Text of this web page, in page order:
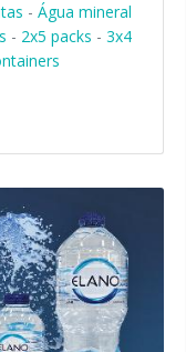
- Água mineral
- 2x5 packs - 3x4